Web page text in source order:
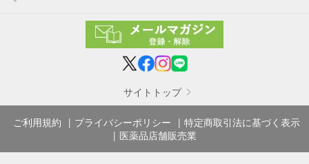
サイトトップ
ご利用規約 プライバシーポリシー
特定商取引法に基づく表示
医薬品店舗販売業